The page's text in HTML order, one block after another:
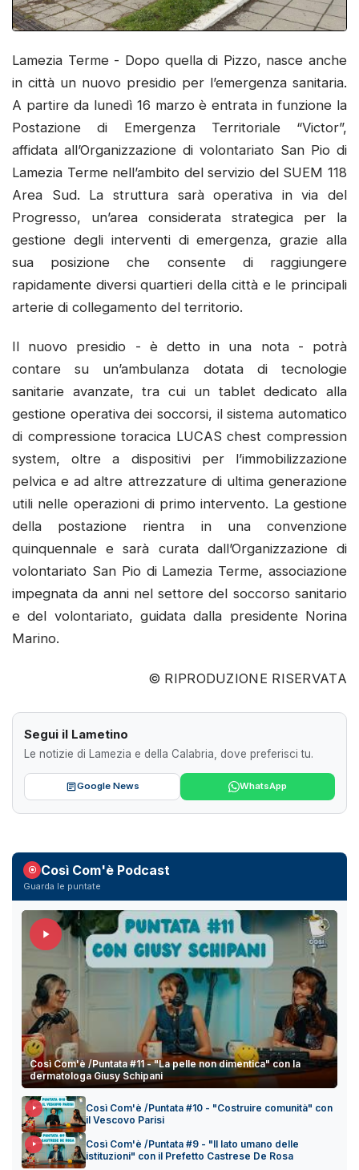
Lamezia Terme - Dopo quella di Pizzo, nasce anche
in città un nuovo presidio per l’emergenza sanitaria.
A partire da lunedì 16 marzo è entrata in funzione la
Postazione di Emergenza Territoriale “Victor”,
affidata all’Organizzazione di volontariato San Pio di
Lamezia Terme nell’ambito del servizio del SUEM 118
Area Sud. La struttura sarà operativa in via del
Progresso, un’area considerata strategica per la
gestione degli interventi di emergenza, grazie alla
sua posizione che consente di raggiungere
rapidamente diversi quartieri della città e le principali
arterie di collegamento del territorio.
Il nuovo presidio - è detto in una nota - potrà
contare su un’ambulanza dotata di tecnologie
sanitarie avanzate, tra cui un tablet dedicato alla
gestione operativa dei soccorsi, il sistema automatico
di compressione toracica LUCAS chest compression
system, oltre a dispositivi per l’immobilizzazione
pelvica e ad altre attrezzature di ultima generazione
utili nelle operazioni di primo intervento. La gestione
della postazione rientra in una convenzione
quinquennale e sarà curata dall’Organizzazione di
volontariato San Pio di Lamezia Terme, associazione
impegnata da anni nel settore del soccorso sanitario
e del volontariato, guidata dalla presidente Norina
Marino.
© RIPRODUZIONE RISERVATA
Segui il Lametino
Le notizie di Lamezia e della Calabria, dove preferisci tu.
Google News WhatsApp
Così Com'è Podcast
Guarda le puntate
Così Com'è /Puntata #11 - "La pelle non dimentica" con la
dermatologa Giusy Schipani
Così Com'è /Puntata #10 - "Costruire comunità" con
il Vescovo Parisi
Così Com'è /Puntata #9 - "Il lato umano delle
istituzioni" con il Prefetto Castrese De Rosa